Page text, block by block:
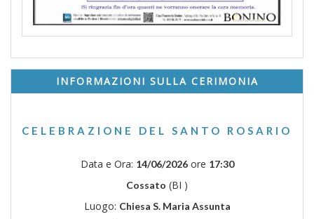
INFORMAZIONI SULLA CERIMONIA
CELEBRAZIONE DEL SANTO ROSARIO
Data e Ora: 14/06/2026ore 17:30
Cossato (BI )
Luogo: Chiesa S. Maria Assunta